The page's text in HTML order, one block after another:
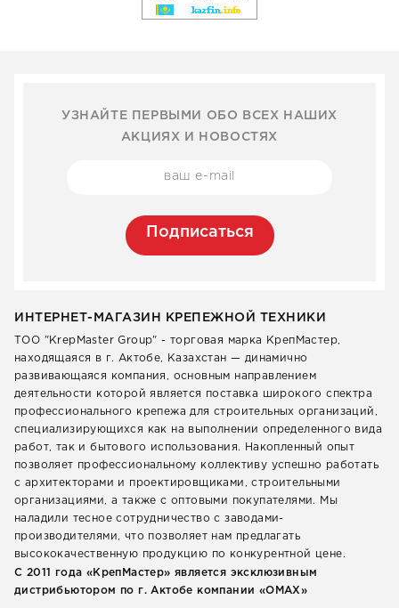
УЗНАЙТЕ ПЕРВЫМИ ОБО ВСЕХ НАШИХ
АКЦИЯХ И НОВОСТЯХ
Подписаться
ИНТЕРНЕТ-МАГАЗИН КРЕПЕЖНОЙ ТЕХНИКИ
ТОО "KrepMaster Group" - торговая марка КрепМастер,
находящаяся в г. Актобе, Казахстан — динамично
развивающаяся компания, основным направлением
деятельности которой является поставка широкого спектра
профессионального крепежа для строительных организаций,
специализирующихся как на выполнении определенного вида
работ, так и бытового использования. Накопленный опыт
позволяет профессиональному коллективу успешно работать
с архитекторами и проектировщиками, строительными
организациями, а также с оптовыми покупателями. Мы
наладили тесное сотрудничество с заводами-
производителями, что позволяет нам предлагать
высококачественную продукцию по конкурентной цене.
С 2011 года «КрепМастер» является эксклюзивным
дистрибьютором по г. Актобе компании «ОМАХ»